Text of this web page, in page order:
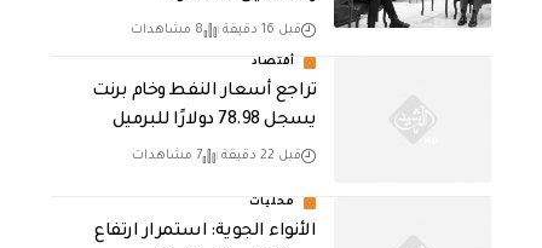
قبل 16 دقيقة 8 مشاهدات
أقتصاد
تراجع أسعار النفط وخام برنت
يسجل 78.98 دولارًا للبرميل
قبل 22 دقيقة 7 مشاهدات
محليات
الأنواء الجوية: استمرار ارتفاع